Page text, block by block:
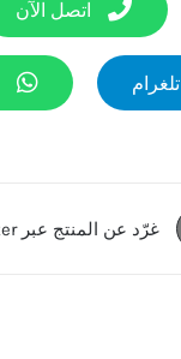
اتصل الآن
تلغرام
غرّد عن المنتج عبر Twitter